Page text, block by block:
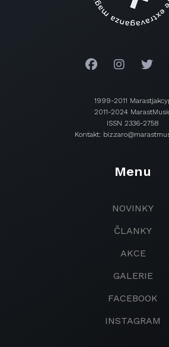
1999-2011
2011-2024
ISSN 2336-2758
Kontakt:
Menu
NOVINKY
ČLANKY
AKCE
GALERIE
FACEBOOK
INSTAGRAM